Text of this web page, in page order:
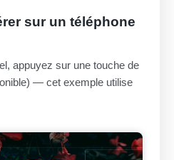
sur un téléphone
appuyez sur une touche de
— cet exemple utilise